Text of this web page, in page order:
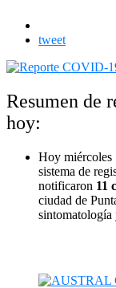
tweet
Resumen de
hoy:
Hoy miércoles
sistema de
notificaron 11
ciudad de
sintomatología